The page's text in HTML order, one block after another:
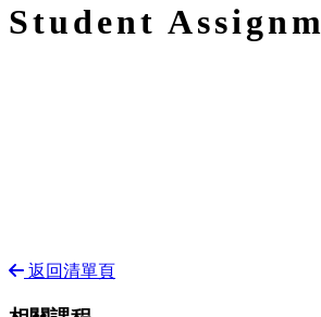
Student
返回清單頁